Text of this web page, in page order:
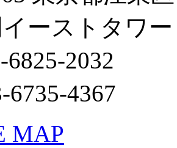
ーストタワ
2032
6735-4367
MAP